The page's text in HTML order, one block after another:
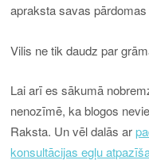
apraksta savas pārdomas
Vilis ne tik daudz par
Lai arī es sākumā
nenozīmē, ka blogos
Raksta. Un vēl dalās ar
konsultācijas egļu